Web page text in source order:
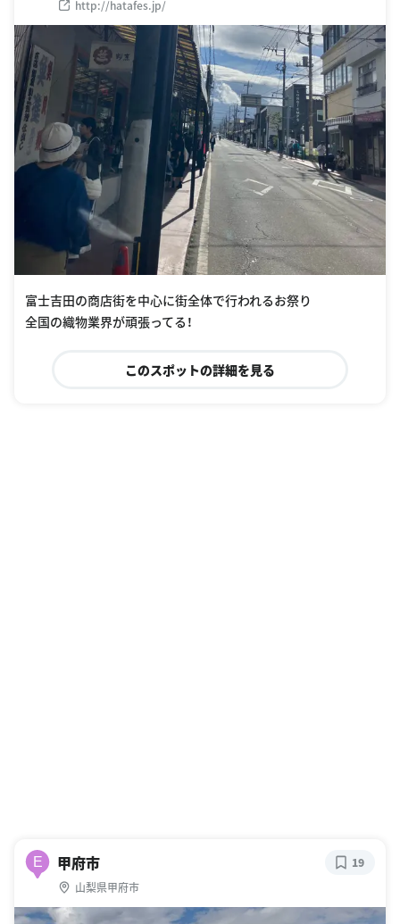
http://hatafes.jp/
富士吉田の商店街を中心に街全体で行われるお祭り
全国の織物業界が頑張ってる！
このスポットの詳細を見る
E 甲府市
山梨県甲府市
19